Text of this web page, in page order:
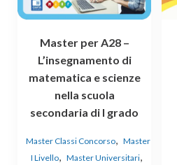
Master per A28 –
L’insegnamento di
matematica e scienze
nella scuola
secondaria di I grado
Master Classi Concorso, Master
I Livello, Master Universitari,